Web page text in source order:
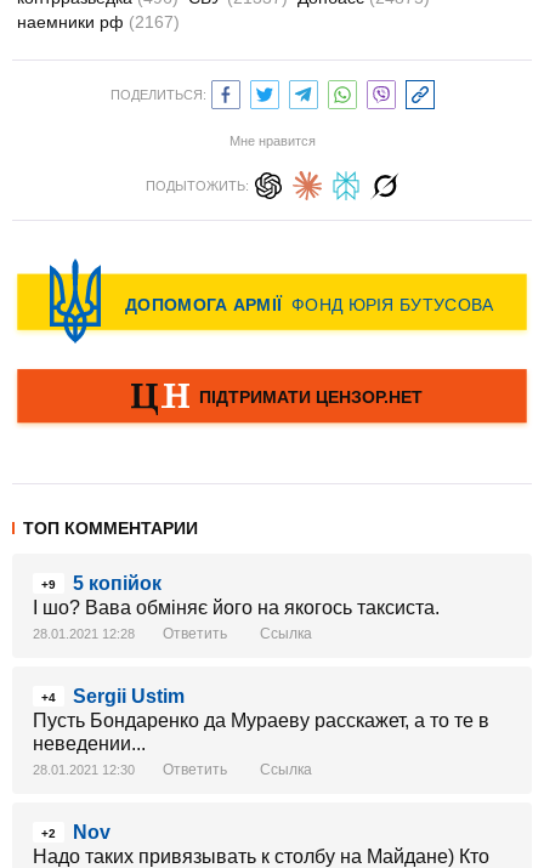
наемники рф (2167)
ПОДЕЛИТЬСЯ:
Мне нравится
ПОДЫТОЖИТЬ:
ТОП КОММЕНТАРИИ
+9
5 копійок
І шо? Вава обміняє його на якогось таксиста.
28.01.2021 12:28 Ответить Ссылка
+4
Sergii Ustim
Пусть Бондаренко да Мураеву расскажет, а то те в
неведении...
28.01.2021 12:30 Ответить Ссылка
+2
Nov
Надо таких привязывать к столбу на Майдане) Кто